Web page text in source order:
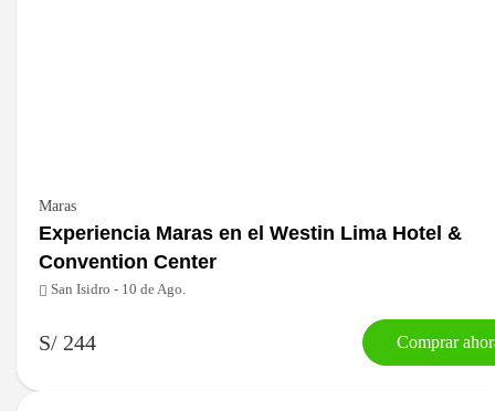
Maras
Experiencia Maras en el Westin Lima Hotel &
Convention Center
San Isidro - 10 de Ago.
S/ 244 Comprar